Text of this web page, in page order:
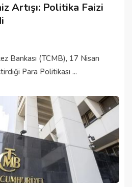
Artışı: Politika Faizi
Bankası (TCMB), 17 Nisan
Para Politikası ...